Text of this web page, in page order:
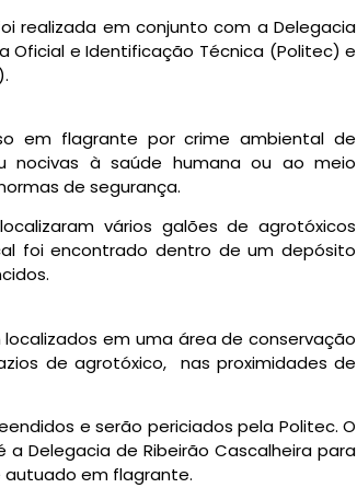
realizada em conjunto com a Delegacia
Oficial e Identificação Técnica (Politec) e
em flagrante por crime ambiental de
nocivas à saúde humana ou ao meio
de segurança.
vários galões de agrotóxicos
foi encontrado dentro de um depósito
em uma área de conservação
de agrotóxico, nas proximidades de
e serão periciados pela Politec. O
Delegacia de Ribeirão Cascalheira para
autuado em flagrante.